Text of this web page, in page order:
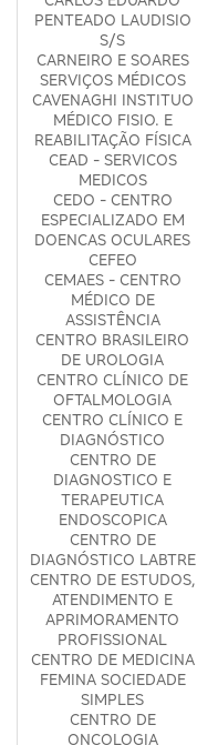
PENTEADO LAUDISIO
S/S
CARNEIRO E SOARES
SERVIÇOS MÉDICOS
CAVENAGHI INSTITUO
MÉDICO FISIO. E
REABILITAÇÃO FÍSICA
CEAD - SERVICOS
MEDICOS
CEDO - CENTRO
ESPECIALIZADO EM
DOENCAS OCULARES
CEFEO
CEMAES - CENTRO
MÉDICO DE
ASSISTÊNCIA
CENTRO BRASILEIRO
DE UROLOGIA
CENTRO CLÍNICO DE
OFTALMOLOGIA
CENTRO CLÍNICO E
DIAGNÓSTICO
CENTRO DE
DIAGNOSTICO E
TERAPEUTICA
ENDOSCOPICA
CENTRO DE
DIAGNÓSTICO LABTRE
CENTRO DE ESTUDOS,
ATENDIMENTO E
APRIMORAMENTO
PROFISSIONAL
CENTRO DE MEDICINA
FEMINA SOCIEDADE
SIMPLES
CENTRO DE
ONCOLOGIA